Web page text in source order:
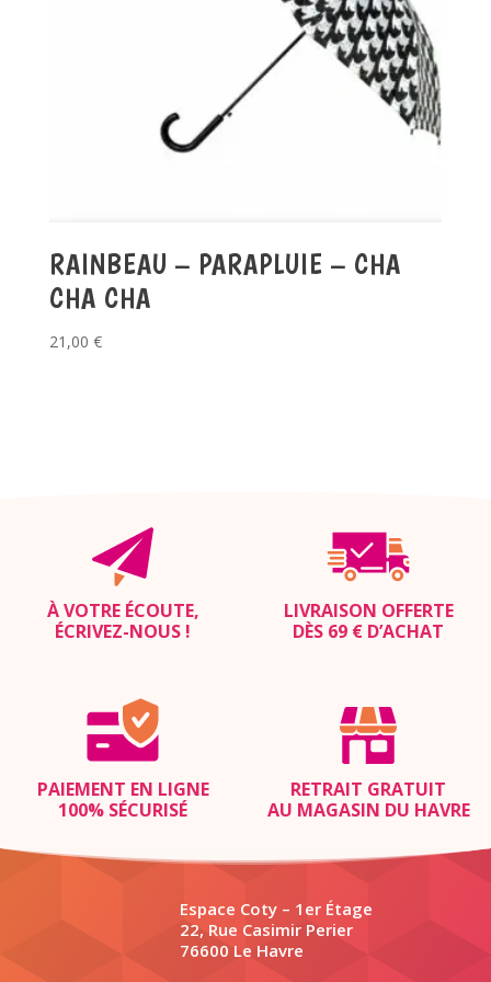
RAINBEAU – PARAPLUIE – CHA
CHA CHA
21,00 €
À VOTRE ÉCOUTE,
ÉCRIVEZ-NOUS !
LIVRAISON OFFERTE
DÈS 69 € D’ACHAT
PAIEMENT EN LIGNE
100% SÉCURISÉ
RETRAIT GRATUIT
AU MAGASIN DU HAVRE
Espace Coty – 1er Étage
22, Rue Casimir Perier
76600 Le Havre